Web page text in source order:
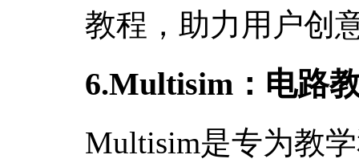
教程，助力用户创
6.Multisim：电路
Multisim是专为教